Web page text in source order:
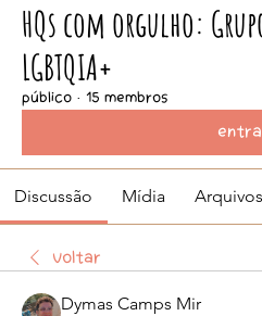
HQs com orgulho:
LGBTQIA+
Público · 15 membros
Discussão Mídia Arquivos
Voltar
Dymas Camps Mir